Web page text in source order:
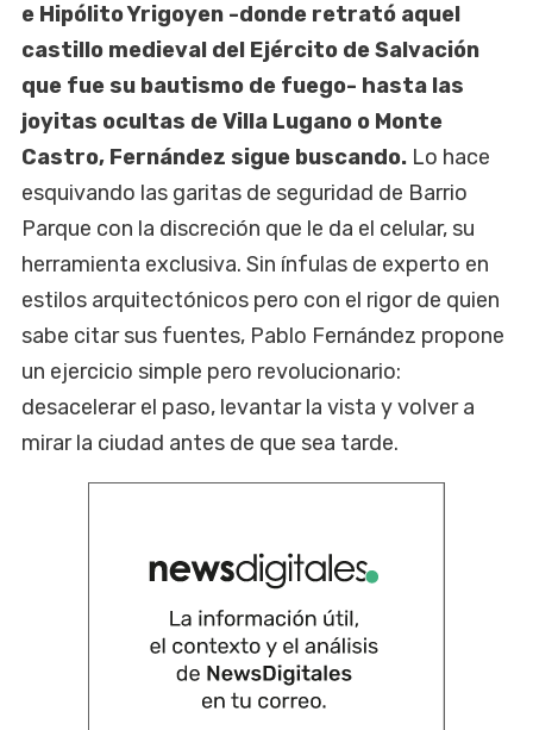
e Hipólito Yrigoyen -donde retrató aquel
castillo medieval del Ejército de Salvación
que fue su bautismo de fuego- hasta las
joyitas ocultas de Villa Lugano o Monte
Castro, Fernández sigue buscando. Lo hace
esquivando las garitas de seguridad de Barrio
Parque con la discreción que le da el celular, su
herramienta exclusiva. Sin ínfulas de experto en
estilos arquitectónicos pero con el rigor de quien
sabe citar sus fuentes, Pablo Fernández propone
un ejercicio simple pero revolucionario:
desacelerar el paso, levantar la vista y volver a
mirar la ciudad antes de que sea tarde.